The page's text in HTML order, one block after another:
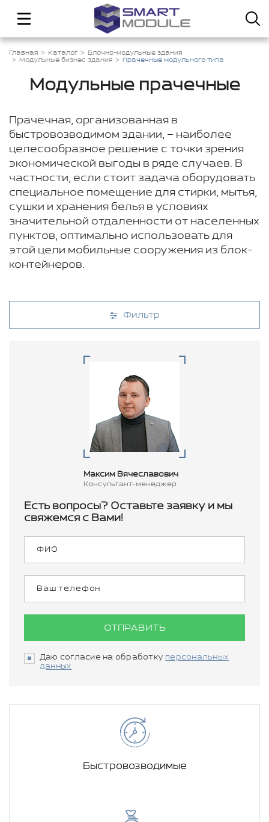
Главная Каталог
Блочно-модульные здания
Модульные бизнес здания
Прачечные модульного типа
Модульные прачечные
Прачечная, организованная в
быстровозводимом здании, – наиболее
целесообразное решение с точки зрения
экономической выгоды в ряде случаев. В
частности, если стоит задача оборудовать
специальное помещение для стирки, мытья,
сушки и хранения белья в условиях
значительной отдаленности от населенных
пунктов, оптимально использовать для
этой цели мобильные сооружения из блок-
контейнеров.
Фильтр
Максим Вячеславович
Консультант-менеджер
Есть вопросы? Оставьте заявку и мы
свяжемся с Вами!
ОТПРАВИТЬ
Даю согласие на обработку персональных
данных
Быстровозводимые